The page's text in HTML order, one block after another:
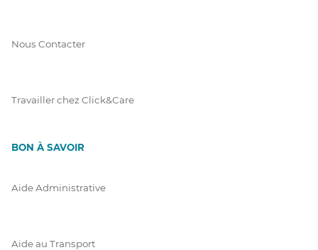
Nous Contacter
Travailler chez Click&Care
BON À SAVOIR
Aide Administrative
Aide au Transport